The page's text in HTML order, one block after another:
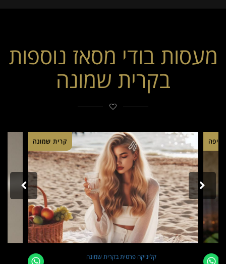
מעסות בודי מסאז נוספות
בקרית שמונה
חיפה קרית שמונה
קליניקה פרטית בקרית שמונה